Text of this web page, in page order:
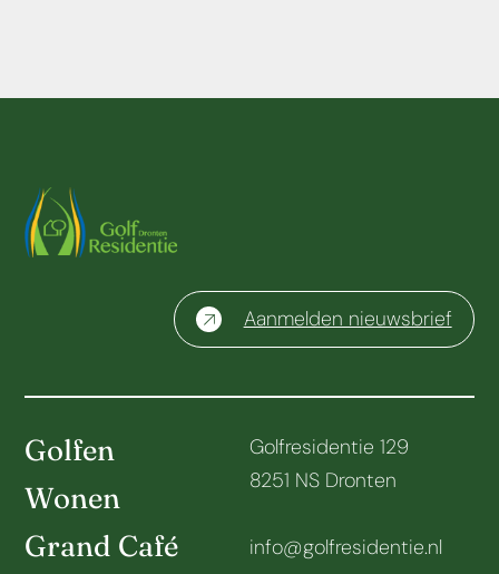
Aanmelden nieuwsbrief
Golfen
Wonen
Grand Café
Golfresidentie 129
8251 NS Dronten
info@golfresidentie.nl